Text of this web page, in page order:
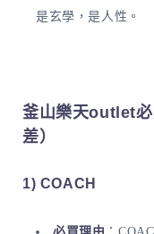
是玄學，是人性。
釜山樂天outlet
差）
1) COACH